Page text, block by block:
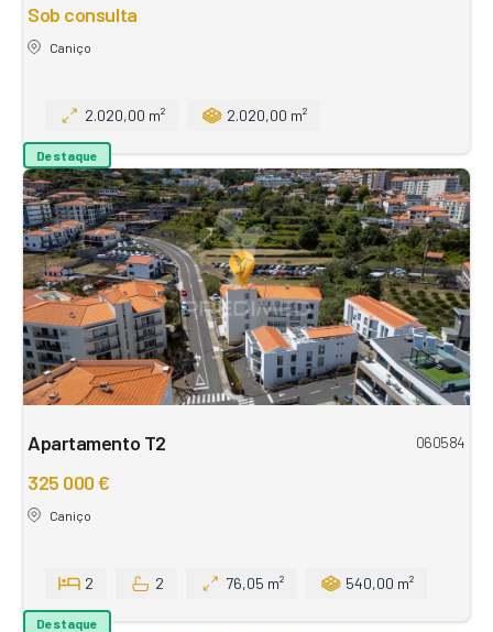
Sob consulta
Caniço
2.020,00 m² 2.020,00 m²
Destaque
Apartamento T2 060584
325 000 €
Caniço
2 2 76,05 m² 540,00 m²
Destaque